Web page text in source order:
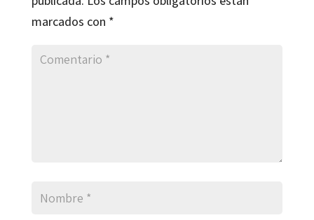
marcados con *